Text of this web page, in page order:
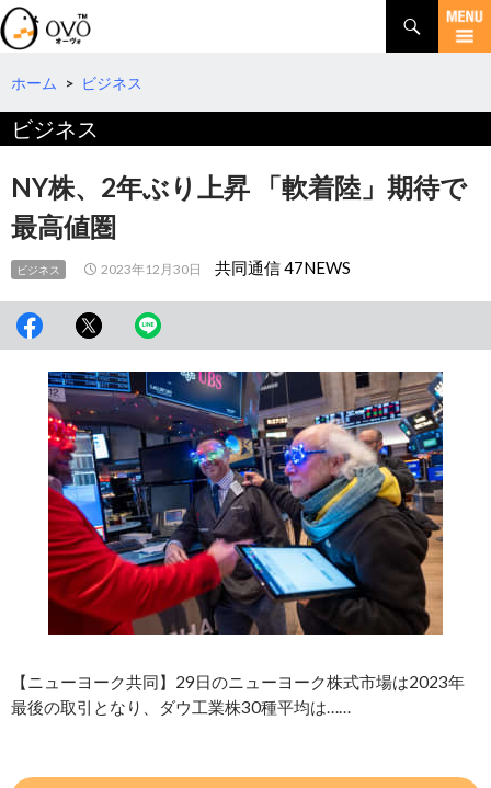
検
索
コ
テ
へ
移
動
ホーム > ビジネス
ビジネス
NY株、2年ぶり上昇 「軟着陸」期待で
最高値圏
ビジネス 2023年12月30日 共同通信 47NEWS
【ニューヨーク共同】29日のニューヨーク株式市場は2023年
最後の取引となり、ダウ工業株30種平均は……